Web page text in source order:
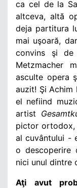
ca cel de la
altceva, altă
deja partitura
mai uşoară,
convins şi
Metzmacher
asculte opera
auzit! Şi Achim
el nefiind
artist
pictor ortodox,
al cuvântului -
o descoperire
nici unul dintre
Aţi avut